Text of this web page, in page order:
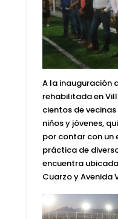
A la inauguración
rehabilitada en
cientos de
niños y jóvenes,
por contar con un
práctica de
encuentra
Cuarzo y Avenida